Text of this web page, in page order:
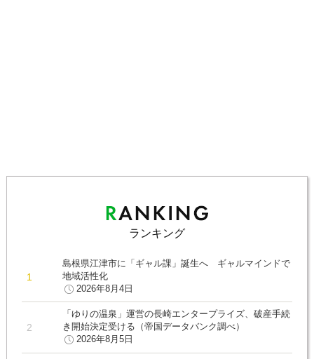
ランキング
島根県江津市に「ギャル課」誕生へ ギャルマインドで
地域活性化
2026年8月4日
「ゆりの温泉」運営の長崎エンタープライズ、破産手続
き開始決定受ける（帝国データバンク調べ）
2026年8月5日